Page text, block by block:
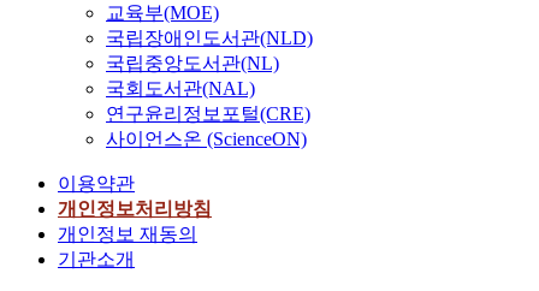
교육부(MOE)
국립장애인도서관(NLD)
국립중앙도서관(NL)
국회도서관(NAL)
연구윤리정보포털(CRE)
사이언스온 (ScienceON)
이용약관
개인정보처리방침
개인정보 재동의
기관소개